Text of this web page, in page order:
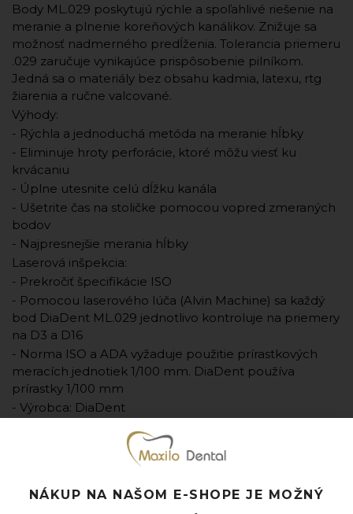
Body ML.029 poskytujú rýchle a spoľahlivé riešenie na
meranie a plnenie koreňových kanálikov. Znižuje sa
možnosť nadmerného predĺženia. Tolerancia priemeru
.029 zaručuje vynikajúce prispôsobenie pilníkom.
Jedná sa o materiály bez obsahu kadmia, latexu, rtg
žiarenia a ručne valcované.
Výhody:
- Rýchla a jednoduchá metóda na meranie hĺbky
- Eliminuje hroty perforácie, ktoré môžu viesť ku
krvácaniu
- Úplne utesnite celú dĺžku kanála
- Ušetrite čas na stoličke pomocou vopred zmeraných
bodov
- Najpresnejšie merania hĺbky
Laserová inšpekcia:
- Prekročiť špecifikácie ISO
- Pomocou laserového lúča (Alvin Machine) sa každý
bod DiaDent ML.029 jednotlivo kontroluje na priemery
na D3 a D16
- Norma ISO a ADA vyžaduje použitie prírastkových
meracích jednotiek 1/100 mm. DiaDent používa
prírastky 1/100 mm
- Výrobca: DiaDent
Pridať k obľúbeným
Rýchle doručenie a možnosť osobného odberu
NÁKUP NA NAŠOM E-SHOPE JE MOŽNÝ